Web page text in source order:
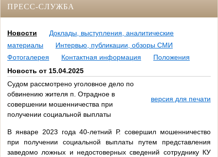
ПРЕСС-СЛУЖБА
Новости
Доклады, выступления, аналитические
материалы
Интервью, публикации, обзоры СМИ
Фотогалерея
Контактная информация
Положения
Новость от 15.04.2025
Судом рассмотрено уголовное дело по
обвинению жителя п. Отрадное в
совершении мошенничества при
получении социальной выплаты
версия для печати
В январе 2023 года 40-летний Р. совершил мошенничество
при получении социальной выплаты путем представления
заведомо ложных и недостоверных сведений сотруднику КУ